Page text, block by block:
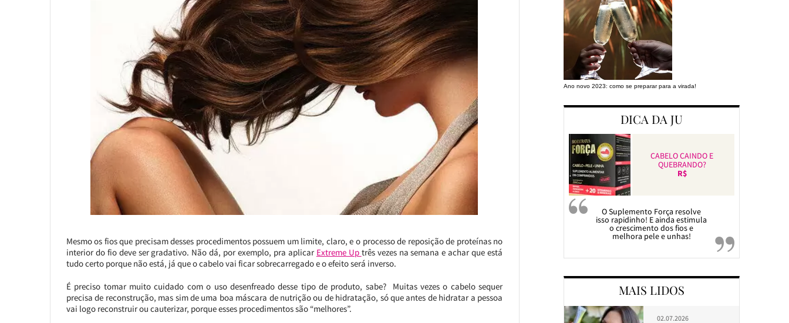
Mesmo os fios que precisam desses procedimentos possuem um limite, claro, e o processo de reposição de proteínas no
interior do fio deve ser gradativo. Não dá, por exemplo, pra aplicar Extreme Up três vezes na semana e achar que está
tudo certo porque não está, já que o cabelo vai ficar sobrecarregado e o efeito será inverso.
É preciso tomar muito cuidado com o uso desenfreado desse tipo de produto, sabe? Muitas vezes o cabelo sequer
precisa de reconstrução, mas sim de uma boa máscara de nutrição ou de hidratação, só que antes de hidratar a pessoa
vai logo reconstruir ou cauterizar, porque esses procedimentos são “melhores”.
Ano novo 2023: como se preparar para a virada!
DICA DA JU
CABELO CAINDO E
QUEBRANDO?
R$
O Suplemento Força resolve
isso rapidinho! E ainda estimula
o crescimento dos fios e
melhora pele e unhas!
MAIS LIDOS
02.07.2026